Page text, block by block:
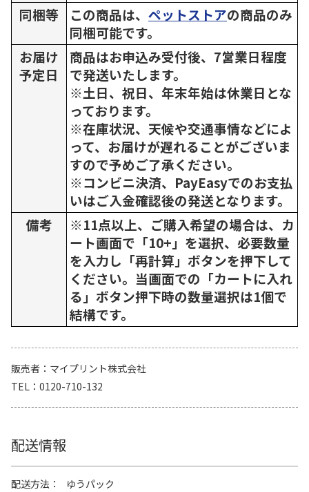
同梱等
この商品は、 ペットストアの商品のみ
同梱可能です。
お届け
予定日
商品はお申込み受付後、7営業日程度
で発送いたします。
※土日、祝日、年末年始は休業日とな
っております。
※在庫状況、天候や交通事情などによ
って、お届けが遅れることがございま
すので予めご了承ください。
※コンビニ決済、PayEasyでのお支払
いはご入金確認後の発送となります。
備考
※11点以上、ご購入希望の場合は、カ
ート画面で「10+」を選択、必要数量
を入力し「再計算」ボタンを押下して
ください。当画面での「カートに入れ
る」ボタン押下時の数量選択は1個で
結構です。
販売者
マイプリント株式会社
TEL
0120-710-132
配送情報
配送方法
ゆうパック